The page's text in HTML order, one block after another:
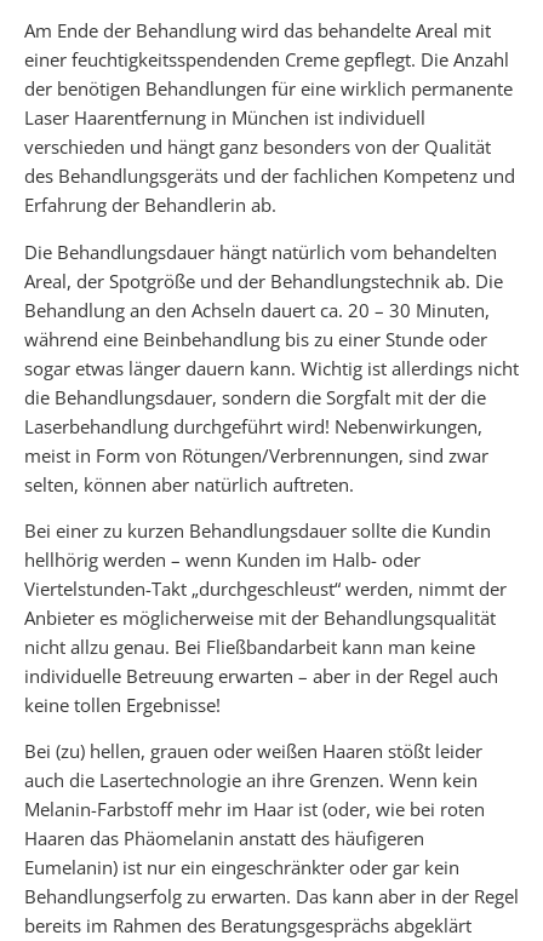
Am Ende der Behandlung wird das behandelte Areal mit
einer feuchtigkeitsspendenden Creme gepflegt. Die Anzahl
der benötigen Behandlungen für eine wirklich permanente
Laser Haarentfernung in München ist individuell
verschieden und hängt ganz besonders von der Qualität
des Behandlungsgeräts und der fachlichen Kompetenz und
Erfahrung der Behandlerin ab.
Die Behandlungsdauer hängt natürlich vom behandelten
Areal, der Spotgröße und der Behandlungstechnik ab. Die
Behandlung an den Achseln dauert ca. 20 – 30 Minuten,
während eine Beinbehandlung bis zu einer Stunde oder
sogar etwas länger dauern kann. Wichtig ist allerdings nicht
die Behandlungsdauer, sondern die Sorgfalt mit der die
Laserbehandlung durchgeführt wird! Nebenwirkungen,
meist in Form von Rötungen/Verbrennungen, sind zwar
selten, können aber natürlich auftreten.
Bei einer zu kurzen Behandlungsdauer sollte die Kundin
hellhörig werden – wenn Kunden im Halb- oder
Viertelstunden-Takt „durchgeschleust“ werden, nimmt der
Anbieter es möglicherweise mit der Behandlungsqualität
nicht allzu genau. Bei Fließbandarbeit kann man keine
individuelle Betreuung erwarten – aber in der Regel auch
keine tollen Ergebnisse!
Bei (zu) hellen, grauen oder weißen Haaren stößt leider
auch die Lasertechnologie an ihre Grenzen. Wenn kein
Melanin-Farbstoff mehr im Haar ist (oder, wie bei roten
Haaren das Phäomelanin anstatt des häufigeren
Eumelanin) ist nur ein eingeschränkter oder gar kein
Behandlungserfolg zu erwarten. Das kann aber in der Regel
bereits im Rahmen des Beratungsgesprächs abgeklärt